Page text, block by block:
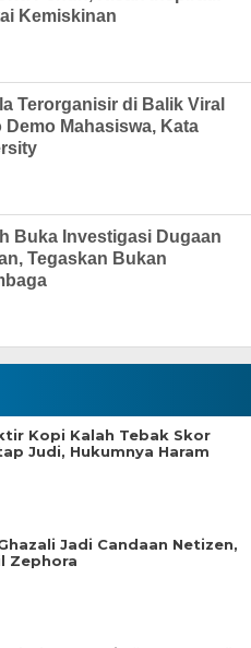
Kemiskinan
Terorganisir di Balik Viral
Demo Mahasiswa, Kata
Buka Investigasi Dugaan
Tegaskan Bukan
Kopi Kalah Tebak Skor
Judi, Hukumnya Haram
Jadi Candaan Netizen,
Zephora